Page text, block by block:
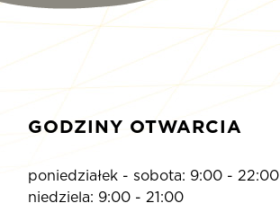
GODZINY OTWARCIA
poniedziałek - sobota: 9:00 - 22:00
niedziela: 9:00 - 21:00